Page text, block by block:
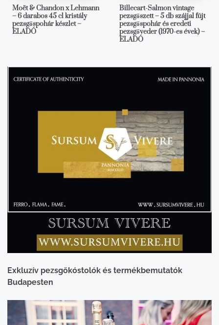
Moët & Chandon x Lehmann
– 6 darabos 45 cl kristály
pezsgőspohár készlet –
ELADÓ
Billecart-Salmon vintage
pezsgőszett – 5 db szájjal fújt
pezsgőspohár és eredeti
pezsgőveder (1970-es évek) –
ELADÓ
Exkluzív pezsgőkóstolók és termékbemutatók
Budapesten